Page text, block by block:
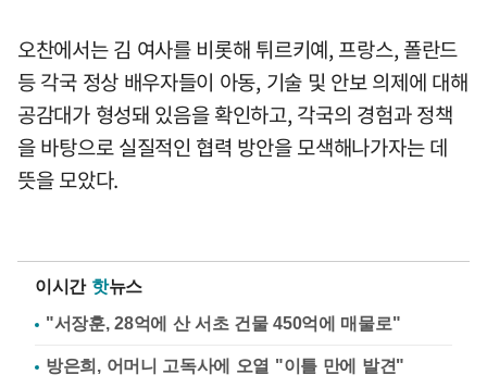
오찬에서는 김 여사를 비롯해 튀르키예, 프랑스, 폴란드
등 각국 정상 배우자들이 아동, 기술 및 안보 의제에 대해
공감대가 형성돼 있음을 확인하고, 각국의 경험과 정책
을 바탕으로 실질적인 협력 방안을 모색해나가자는 데
뜻을 모았다.
이시간 핫뉴스
"서장훈, 28억에 산 서초 건물 450억에 매물로"
방은희, 어머니 고독사에 오열 "이틀 만에 발견"